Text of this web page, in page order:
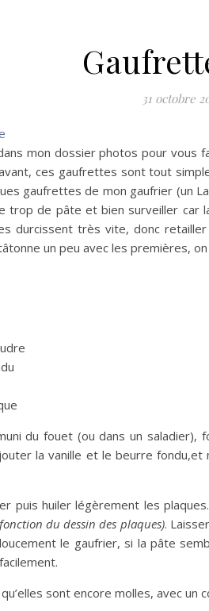
31 octobre
mon dossier photos pour
ces gaufrettes sont tout
gaufrettes de mon gaufrier (un
trop de pâte et bien surveiller car
durcissent très vite, donc
un peu avec les premières,
du fouet (ou dans un saladier),
la vanille et le beurre
puis huiler légèrement les
du dessin des plaques).
le gaufrier, si la pâte
sont encore molles, avec un